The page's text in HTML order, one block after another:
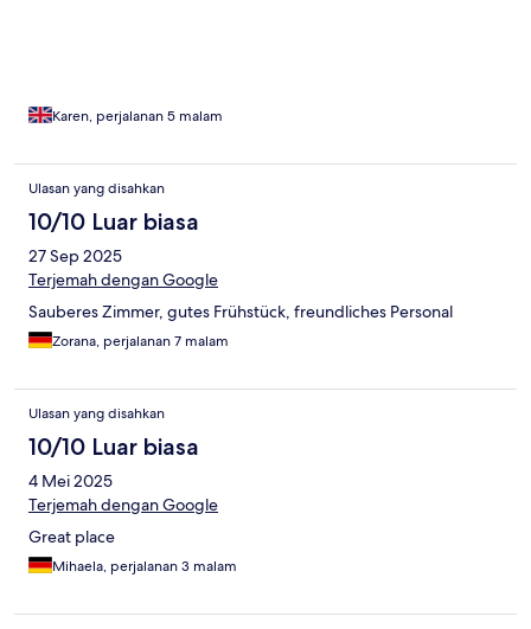
Karen, perjalanan 5 malam
Ulasan yang disahkan
10/10 Luar biasa
27 Sep 2025
Terjemah dengan Google
Sauberes Zimmer, gutes Frühstück, freundliches Personal
Zorana, perjalanan 7 malam
Ulasan yang disahkan
10/10 Luar biasa
4 Mei 2025
Terjemah dengan Google
Great place
Mihaela, perjalanan 3 malam